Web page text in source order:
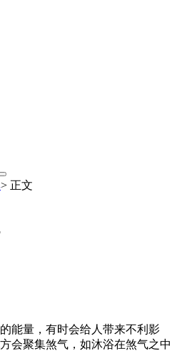
> 正文
能量，有时会给人带来不利影
会聚集煞气，如沐浴在煞气之中